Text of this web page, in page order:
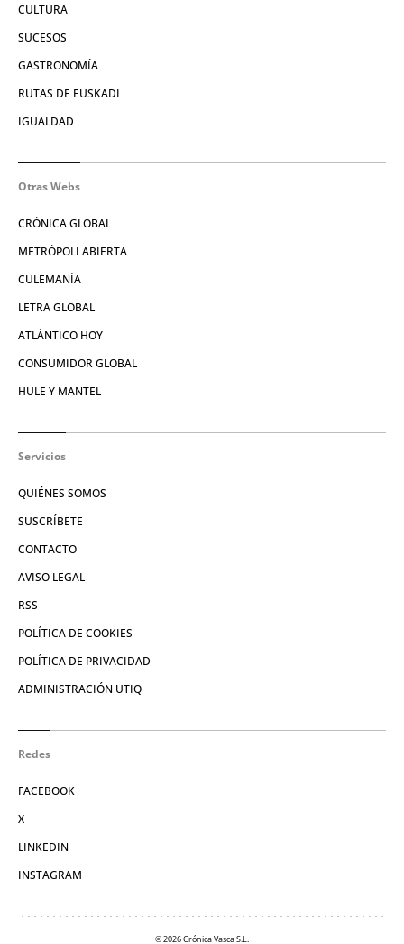
CULTURA
SUCESOS
GASTRONOMÍA
RUTAS DE EUSKADI
IGUALDAD
Otras Webs
CRÓNICA GLOBAL
METRÓPOLI ABIERTA
CULEMANÍA
LETRA GLOBAL
ATLÁNTICO HOY
CONSUMIDOR GLOBAL
HULE Y MANTEL
Servicios
QUIÉNES SOMOS
SUSCRÍBETE
CONTACTO
AVISO LEGAL
RSS
POLÍTICA DE COOKIES
POLÍTICA DE PRIVACIDAD
ADMINISTRACIÓN UTIQ
Redes
FACEBOOK
X
LINKEDIN
INSTAGRAM
© 2026 Crónica Vasca S.L.